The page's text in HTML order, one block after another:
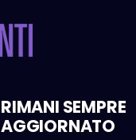
RIMANI SEMPRE
AGGIORNATO